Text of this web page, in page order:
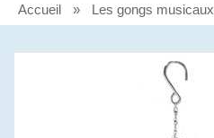
Accueil » Les gongs musicaux